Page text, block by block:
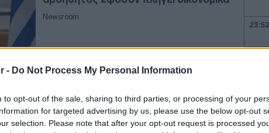
- Do Not Process My Personal Information
to opt-out of the sale, sharing to third parties, or processing of your
for targeted advertising by us, please use the below opt-out
selection. Please note that after your opt-out request is processed
Newsroom
06-03-2026 18:09
Σδούκου: «Η Ελλάδα έχει πλήρη
ετοιμότητα σε άμυνα, διπλωματία και
23:52
23:21